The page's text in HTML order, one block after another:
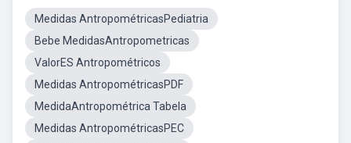
Medidas AntropométricasPediatria
Bebe MedidasAntropometricas
ValorES Antropométricos
Medidas AntropométricasPDF
MedidaAntropométrica Tabela
Medidas AntropométricasPEC